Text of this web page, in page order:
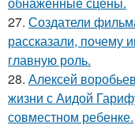
27. Создатели
рассказали, почему
главную роль.
28. Алексей
жизни с Аидой
совместном ребенке.